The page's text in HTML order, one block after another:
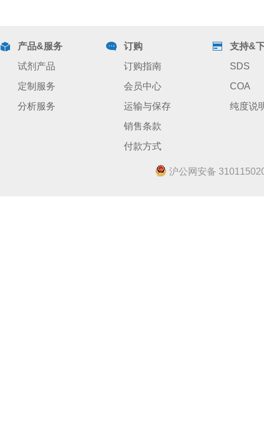
产品&服务
试剂产品
定制服务
分析服务
订购
订购指南
会员中心
运输与保存
销售条款
付款方式
支持&
SDS
COA
纯度说
沪公网安备